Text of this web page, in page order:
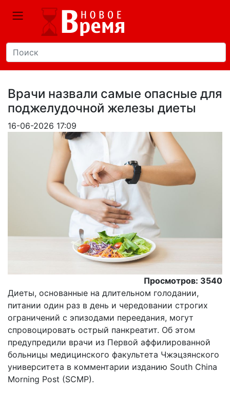
Врачи назвали самые опасные для
поджелудочной железы диеты
16-06-2026 17:09
Просмотров: 3540
Диеты, основанные на длительном голодании,
питании один раз в день и чередовании строгих
ограничений с эпизодами переедания, могут
спровоцировать острый панкреатит. Об этом
предупредили врачи из Первой аффилированной
больницы медицинского факультета Чжэцзянского
университета в комментарии изданию South China
Morning Post (SCMP).